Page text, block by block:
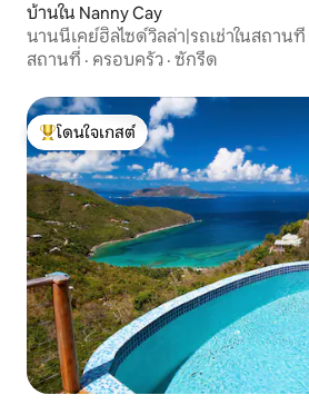
บ้านใน Nanny Cay
นานนี่เคย์ฮิลไซด์วิลล่า|รถเช่าในสถานที่
สถานที่ · ครอบครัว · ซักรีด
โดนใจเกสต์ที่สุด
โดนใจเกสต์